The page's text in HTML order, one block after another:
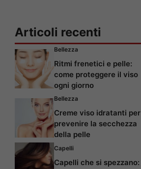
Articoli recenti
Bellezza
Ritmi frenetici e pelle:
come proteggere il viso
ogni giorno
Bellezza
Creme viso idratanti per
prevenire la secchezza
della pelle
Capelli
Capelli che si spezzano: